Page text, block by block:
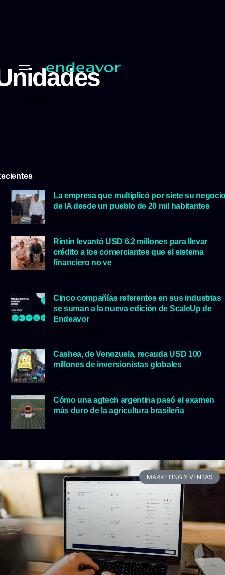
La empresa que multiplicó por siete su
de IA desde un pueblo de 20 mil habitantes
Rintin levantó USD 6.2 millones para llevar
crédito a los comerciantes que el sistema
financiero no ve
Cinco compañías referentes en sus industrias
se suman a la nueva edición de ScaleUp de
Endeavor
Cashea, de Venezuela, recauda USD 100
millones de inversionistas globales
Cómo una agtech argentina pasó el examen
más duro de la agricultura brasileña
MARKETING Y VENTAS